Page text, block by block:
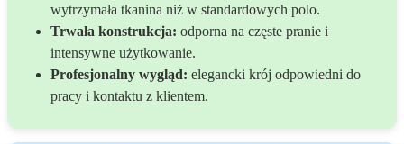
wytrzymała tkanina niż w standardowych polo.
Trwała konstrukcja: odporna na częste pranie i
intensywne użytkowanie.
Profesjonalny wygląd: elegancki krój odpowiedni do
pracy i kontaktu z klientem.